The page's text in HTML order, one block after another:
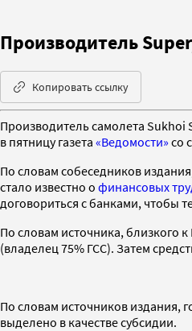
Производитель
Копировать ссылку
Производитель самолета Sukhoi
в пятницу газета «Ведомости» со
По словам собеседников
стало известно о финансовых
договориться с банками, чтобы
По словам источника, близкого
(владелец 75% ГСС). Затем
По словам источников издания,
выделено в качестве субсидии.